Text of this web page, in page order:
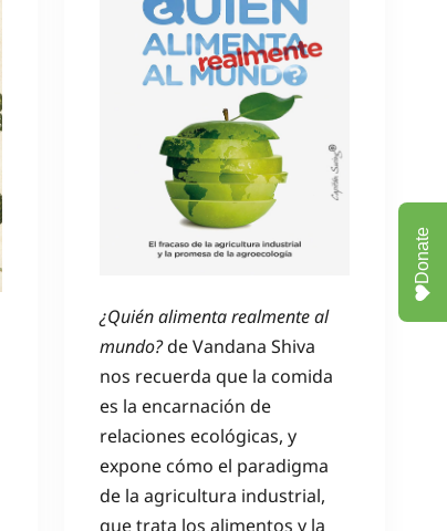
¿Quién alimenta realmente al
mundo?de Vandana Shiva
nos recuerda que la comida
es la encarnación de
relaciones ecológicas, y
expone cómo el paradigma
de la agricultura industrial,
que trata los alimentos y la
Donate